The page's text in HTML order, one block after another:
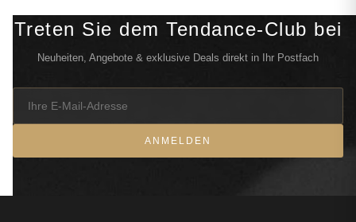
Treten Sie dem Tendance-Club bei
Neuheiten, Angebote & exklusive Deals direkt in Ihr Postfach
ANMELDEN